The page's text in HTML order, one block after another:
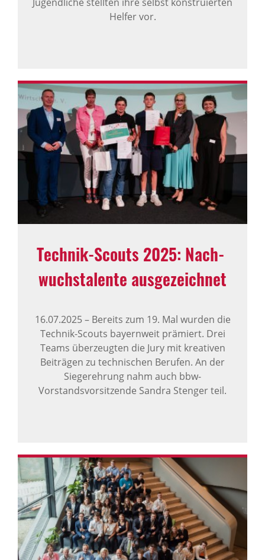
Helfer vor.
Technik-Scouts 2025: Nach­
wuchs­ta­lente ausge­zeichnet
16.07.2025–Bereits zum 19. Mal wurden die
Technik-Scouts bayernweit prämiert. Drei
Teams überzeugten die Jury mit kreativen
Beiträgen zu technischen Berufen. An der
Siegerehrung nahm auch bbw-
Vorstandsvorsitzende Sandra Stenger teil.